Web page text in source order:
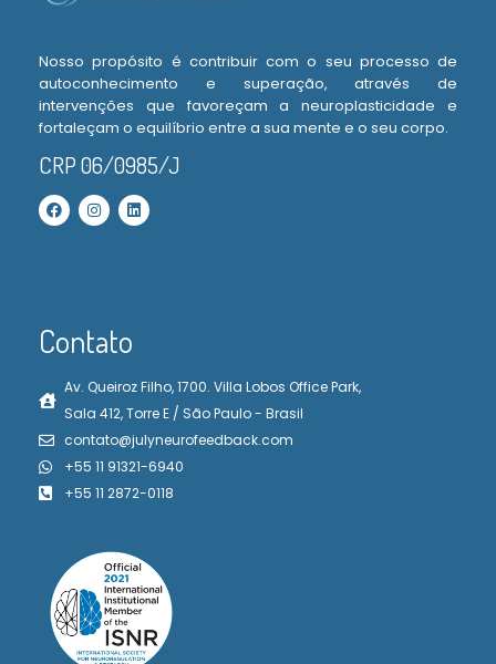
Nosso propósito é contribuir com o seu processo de
autoconhecimento e superação, através de
intervenções que favoreçam a neuroplasticidade e
fortaleçam o equilíbrio entre a sua mente e o seu corpo.
CRP 06/0985/J
Contato
Av. Queiroz Filho, 1700. Villa Lobos Office Park,
Sala 412, Torre E / São Paulo - Brasil
contato@julyneurofeedback.com
+55 11 91321-6940
+55 11 2872-0118